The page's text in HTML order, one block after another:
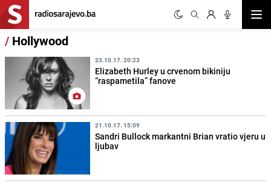
/ Hollywood
23.10.17. 20:23
Elizabeth Hurley u crvenom bikiniju
“raspametila” fanove
21.10.17. 15:09
Sandri Bullock markantni Brian vratio vjeru u
ljubav